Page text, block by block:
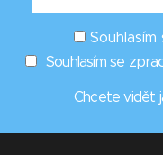
Souhlasím se
Chcete vidět